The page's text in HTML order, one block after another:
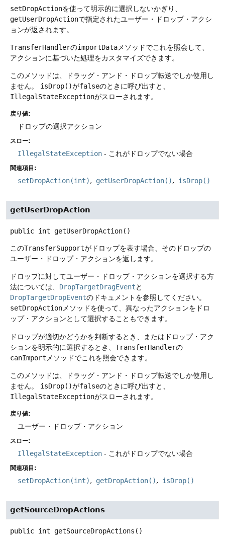
setDropActionを使って明示的に選択しないかぎり、
getUserDropActionで指定されたユーザー・ドロップ・アクシ
ョンが返されます。
TransferHandlerのimportData メソッドでこれを照会して、
アクションに基づいた処理をカスタマイズできます。
このメソッドは、ドラッグ・アンド・ドロップ転送でしか使用し
ません。
isDrop()がfalseのときに呼び出すと、
IllegalStateExceptionがスローされます。
戻り値:
ドロップの選択アクション
スロー:
IllegalStateException - これがドロップでない場合
関連項目:
setDropAction(int) getUserDropAction() isDrop()
getUserDropAction
public int getUserDropAction()
このTransferSupportがドロップを表す場合、そのドロップの
ユーザー・ドロップ・アクションを返します。
ドロップに対してユーザー・ドロップ・アクションを選択する方
法については、 DropTargetDragEventと
DropTargetDropEventのドキュメントを参照してください。
setDropActionメソッドを使って、異なったアクションをドロ
ップ・アクションとして選択することもできます。
ドロップが適切かどうかを判断するとき、またはドロップ・アク
ションを明示的に選択するとき、 TransferHandlerの
canImport メソッドでこれを照会できます。
このメソッドは、ドラッグ・アンド・ドロップ転送でしか使用し
ません。
isDrop()がfalseのときに呼び出すと、
IllegalStateExceptionがスローされます。
戻り値:
ユーザー・ドロップ・アクション
スロー:
IllegalStateException - これがドロップでない場合
関連項目:
setDropAction(int) getDropAction() isDrop()
getSourceDropActions
public int getSourceDropActions ()